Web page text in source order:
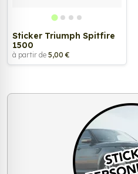
Sticker Triumph Spitfire
1500
à partir de 5,00 €